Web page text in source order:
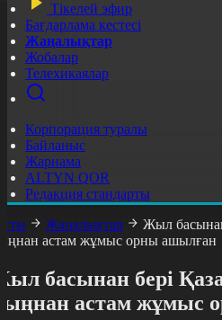
Тікелей эфир
Бағдарлама кестесі
Жаңалықтар
Жобалар
Телехикаялар
Корпорация туралы
Байланыс
Жарнама
ALTYN QOR
Редакция стандарты
Жаңалықтар
Жыл
астам жұмыс орны ашылған
басынан бері
астам жұмыс